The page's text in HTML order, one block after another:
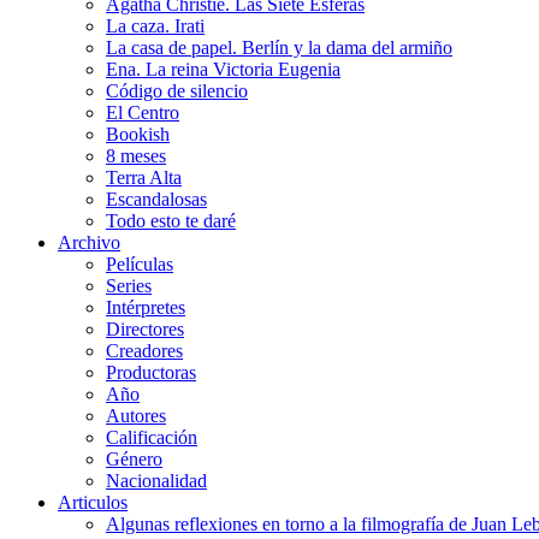
Agatha Christie. Las Siete Esferas
La caza. Irati
La casa de papel. Berlín y la dama del armiño
Ena. La reina Victoria Eugenia
Código de silencio
El Centro
Bookish
8 meses
Terra Alta
Escandalosas
Todo esto te daré
Archivo
Películas
Series
Intérpretes
Directores
Creadores
Productoras
Año
Autores
Calificación
Género
Nacionalidad
Articulos
Algunas reflexiones en torno a la filmografía de Juan